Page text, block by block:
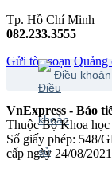
Tp. Hồ Chí Minh
082.233.3555
Gửi tòa soạn Quảng
Điều
VnExpress - Báo
Thuộc Bộ Khoa học
Số giấy phép: 548/
cấp ngày 24/08/2021